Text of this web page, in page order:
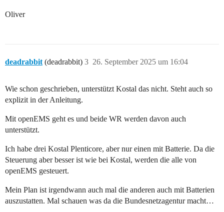
Oliver
deadrabbit (deadrabbit) 26. September 2025 um 16:04
3
Wie schon geschrieben, unterstützt Kostal das nicht. Steht auch so
explizit in der Anleitung.
Mit openEMS geht es und beide WR werden davon auch
unterstützt.
Ich habe drei Kostal Plenticore, aber nur einen mit Batterie. Da die
Steuerung aber besser ist wie bei Kostal, werden die alle von
openEMS gesteuert.
Mein Plan ist irgendwann auch mal die anderen auch mit Batterien
auszustatten. Mal schauen was da die Bundesnetzagentur macht…